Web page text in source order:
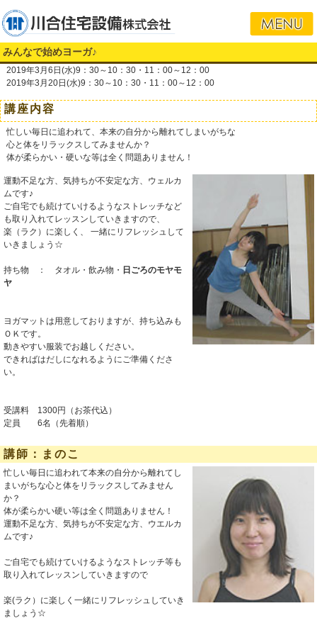
みんなで始めヨーガ♪
2019年3月6日(水)9：30～10：30・11：00～12：00
2019年3月20日(水)9：30～10：30・11：00～12：00
講座内容
忙しい毎日に追われて、本来の自分から離れてしまいがちな
心と体をリラックスしてみませんか？
体が柔らかい・硬いな等は全く問題ありません！
運動不足な方、気持ちが不安定な方、ウェルカ
ムです♪
ご自宅でも続けていけるようなストレッチなど
も取り入れてレッスンしていきますので、
楽（ラク）に楽しく、 一緒にリフレッシュして
いきましょう☆
持ち物 ： タオル・飲み物・ 日ごろのモヤモ
ヤ
ヨガマットは用意しておりますが、持ち込みも
ＯＫです。
動きやすい服装でお越しください。
できればはだしになれるようにご準備くださ
い。
受講料 1300円（お茶代込）
定員 6名（先着順）
講師：まのこ
忙しい毎日に追われて本来の自分から離れてし
まいがちな心と体をリラックスしてみません
か？
体が柔らかい硬い等は全く問題ありません！
運動不足な方、気持ちが不安定な方、ウエルカ
ムです♪
ご自宅でも続けていけるようなストレッチ等も
取り入れてレッスンしていきますので
楽(ラク）に楽しく一緒にリフレッシュしていき
ましょう☆